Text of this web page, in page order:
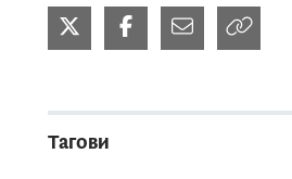
Тагови